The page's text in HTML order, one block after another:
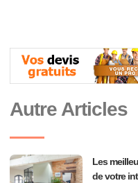
Autre Articles
Les
de votre